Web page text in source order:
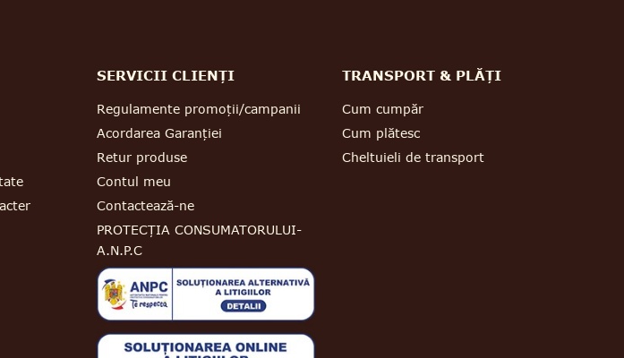
SERVICII CLIENȚI
Regulamente promoții/campanii
Acordarea Garanției
Retur produse
Contul meu
Contactează-ne
PROTECȚIA CONSUMATORULUI-
A.N.P.C
TRANSPORT & PLĂȚI
Cum cumpăr
Cum plătesc
Cheltuieli de transport